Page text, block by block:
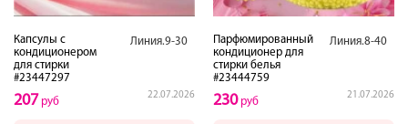
Капсулы с
кондиционером
для стирки
#23447297
Линия.9-30
22.07.2026
207 руб
Парфюмированный
кондиционер для
стирки белья
#23444759
Линия.8-40
21.07.2026
230руб